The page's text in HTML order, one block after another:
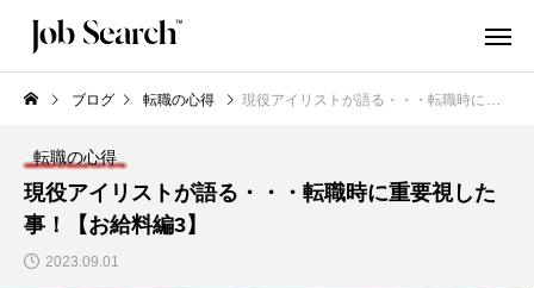
ブログ 転職の心得 現役アイリストが語る・・・転職時に重要視した事！【お給料編3】
転職の心得
現役アイリストが語る・・・転職時に重要視した
事！【お給料編3】
2023.09.01